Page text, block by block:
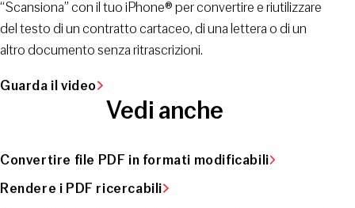
“Scansiona” con il tuo iPhone® per convertire e riutilizzare
del testo di un contratto cartaceo, di una lettera o di un
altro documento senza ritrascrizioni.
Guarda il video
Vedi anche
Convertire file PDF in formati modificabili
Rendere i PDF ricercabili